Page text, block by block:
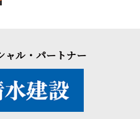
ャル・パートナー